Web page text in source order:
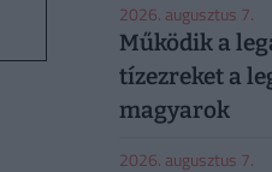
2026. augusztus 7.
Működik a
tízezreket a
magyarok
2026. augusztus 7.